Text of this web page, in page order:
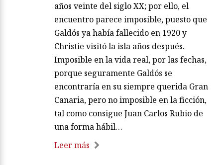
años veinte del siglo XX; por ello, el
encuentro parece imposible, puesto que
Galdós ya había fallecido en 1920 y
Christie visitó la isla años después.
Imposible en la vida real, por las fechas,
porque seguramente Galdós se
encontraría en su siempre querida Gran
Canaria, pero no imposible en la ficción,
tal como consigue Juan Carlos Rubio de
una forma hábil…
Leer más